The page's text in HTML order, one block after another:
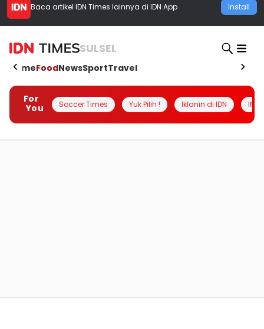
Baca artikel IDN Times lainnya di IDN App Install
SULSEL
HomeFoodNewsSportTravel
For
You
Soccer Times Yuk Pilih ! Iklanin di IDN